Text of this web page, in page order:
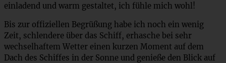
einladend und warm gestaltet, ich fühle mich wohl!
Bis zur offiziellen Begrüßung habe ich noch ein wenig
Zeit, schlendere über das Schiff, erhasche bei sehr
wechselhaftem Wetter einen kurzen Moment auf dem
Dach des Schiffes in der Sonne und genieße den Blick auf